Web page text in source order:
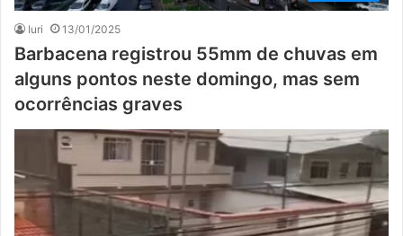
Iuri 13/01/2025
Barbacena registrou 55mm de chuvas em
alguns pontos neste domingo, mas sem
ocorrências graves